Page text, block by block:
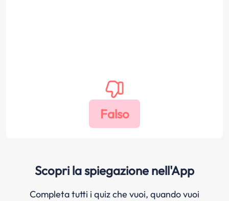
Scopri la spiegazione nell'App
Completa tutti i quiz che vuoi, quando vuoi